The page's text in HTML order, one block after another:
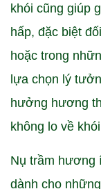
khói cũng giúp
hấp, đặc biệt
hoặc trong
lựa chọn lý
hưởng hương
không lo về
Nụ trầm hương
dành cho